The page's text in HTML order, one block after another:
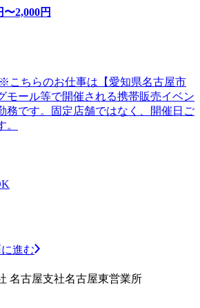
〜2,000円
こちらのお仕事は【愛知県名古屋市
モール等で開催される携帯販売イベン
務です。固定店舗ではなく、開催日ご
進む
名古屋支社名古屋東営業所